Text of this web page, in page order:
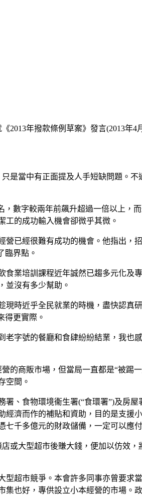
2013年撥款條例草案》發言(2013年4
是當中有正面提及人手短缺問題。
數字較兩年前飆升超過一倍以上，
工的成功輸入機會卻微乎其微。
已經很難有成功的機會。他指出
臨界點。
業培訓課程近年誠然已趨多元化
並沒有多少幫助。
時近乎全民就業的時機，盡快認
得更實際。
字號的餐廳和食肆紛紛結業，我
的商販市場，但當局一直都是“被踢
空間。
、食物環境衞生署(“食環署”)及房
濟而作的補貼和資助，目的是支
千多億元的財政儲備，一定可以應
或大型超市後賺大錢，便加以仿效
超市競爭。本會許多同事亦曾要
也好，專供設立小本經營的市場